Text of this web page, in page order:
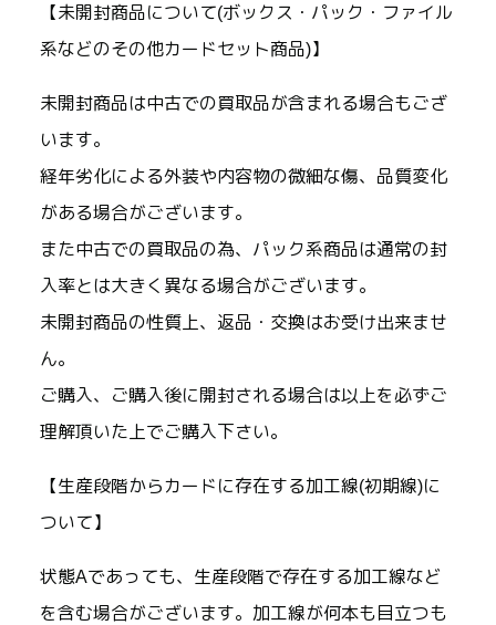
【未開封商品について(ボックス・パック・ファイル
系などのその他カードセット商品)】
未開封商品は中古での買取品が含まれる場合もござ
います。
経年劣化による外装や内容物の微細な傷、品質変化
がある場合がございます。
また中古での買取品の為、パック系商品は通常の封
入率とは大きく異なる場合がございます。
未開封商品の性質上、返品・交換はお受け出来ませ
ん。
ご購入、ご購入後に開封される場合は以上を必ずご
理解頂いた上でご購入下さい。
【生産段階からカードに存在する加工線(初期線)に
ついて】
状態Aであっても、生産段階で存在する加工線など
を含む場合がございます。加工線が何本も目立つも